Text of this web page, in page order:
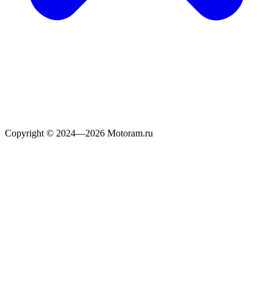
Copyright © 2024—2026 Motoram.ru